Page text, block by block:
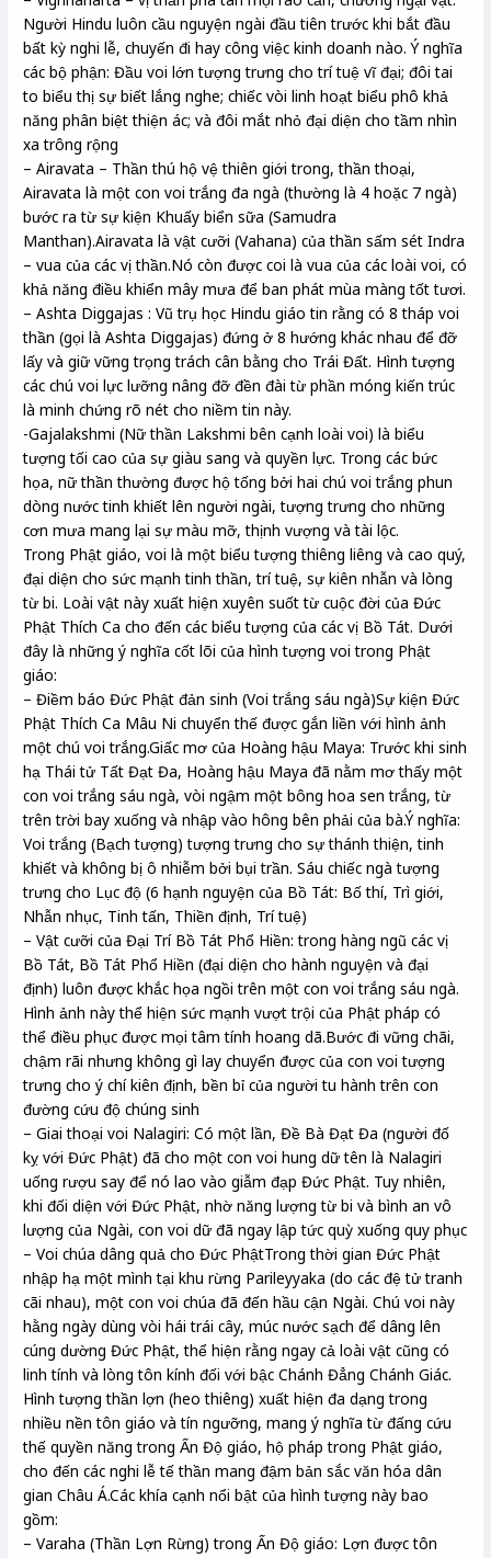
Người Hindu luôn cầu nguyện ngài đầu tiên trước khi bắt đầu
bất kỳ nghi lễ, chuyến đi hay công việc kinh doanh nào. Ý nghĩa
các bộ phận: Đầu voi lớn tượng trưng cho trí tuệ vĩ đại; đôi tai
to biểu thị sự biết lắng nghe; chiếc vòi linh hoạt biểu phô khả
năng phân biệt thiện ác; và đôi mắt nhỏ đại diện cho tầm nhìn
xa trông rộng
– Airavata – Thần thú hộ vệ thiên giới trong, thần thoại,
Airavata là một con voi trắng đa ngà (thường là 4 hoặc 7 ngà)
bước ra từ sự kiện Khuấy biển sữa (Samudra
Manthan).Airavata là vật cưỡi (Vahana) của thần sấm sét Indra
– vua của các vị thần.Nó còn được coi là vua của các loài voi, có
khả năng điều khiển mây mưa để ban phát mùa màng tốt tươi.
– Ashta Diggajas : Vũ trụ học Hindu giáo tin rằng có 8 tháp voi
thần (gọi là Ashta Diggajas) đứng ở 8 hướng khác nhau để đỡ
lấy và giữ vững trọng trách cân bằng cho Trái Đất. Hình tượng
các chú voi lực lưỡng nâng đỡ đền đài từ phần móng kiến trúc
là minh chứng rõ nét cho niềm tin này.
-Gajalakshmi (Nữ thần Lakshmi bên cạnh loài voi) là biểu
tượng tối cao của sự giàu sang và quyền lực. Trong các bức
họa, nữ thần thường được hộ tống bởi hai chú voi trắng phun
dòng nước tinh khiết lên người ngài, tượng trưng cho những
cơn mưa mang lại sự màu mỡ, thịnh vượng và tài lộc.
Trong Phật giáo, voi là một biểu tượng thiêng liêng và cao quý,
đại diện cho sức mạnh tinh thần, trí tuệ, sự kiên nhẫn và lòng
từ bi. Loài vật này xuất hiện xuyên suốt từ cuộc đời của Đức
Phật Thích Ca cho đến các biểu tượng của các vị Bồ Tát. Dưới
đây là những ý nghĩa cốt lõi của hình tượng voi trong Phật
giáo:
– Điềm báo Đức Phật đản sinh (Voi trắng sáu ngà)Sự kiện Đức
Phật Thích Ca Mâu Ni chuyển thế được gắn liền với hình ảnh
một chú voi trắng.Giấc mơ của Hoàng hậu Maya: Trước khi sinh
hạ Thái tử Tất Đạt Đa, Hoàng hậu Maya đã nằm mơ thấy một
con voi trắng sáu ngà, vòi ngậm một bông hoa sen trắng, từ
trên trời bay xuống và nhập vào hông bên phải của bà.Ý nghĩa:
Voi trắng (Bạch tượng) tượng trưng cho sự thánh thiện, tinh
khiết và không bị ô nhiễm bởi bụi trần. Sáu chiếc ngà tượng
trưng cho Lục độ (6 hạnh nguyện của Bồ Tát: Bố thí, Trì giới,
Nhẫn nhục, Tinh tấn, Thiền định, Trí tuệ)
– Vật cưỡi của Đại Trí Bồ Tát Phổ Hiền: trong hàng ngũ các vị
Bồ Tát, Bồ Tát Phổ Hiền (đại diện cho hành nguyện và đại
định) luôn được khắc họa ngồi trên một con voi trắng sáu ngà.
Hình ảnh này thể hiện sức mạnh vượt trội của Phật pháp có
thể điều phục được mọi tâm tính hoang dã.Bước đi vững chãi,
chậm rãi nhưng không gì lay chuyển được của con voi tượng
trưng cho ý chí kiên định, bền bỉ của người tu hành trên con
đường cứu độ chúng sinh
– Giai thoại voi Nalagiri: Có một lần, Đề Bà Đạt Đa (người đố
kỵ với Đức Phật) đã cho một con voi hung dữ tên là Nalagiri
uống rượu say để nó lao vào giẫm đạp Đức Phật. Tuy nhiên,
khi đối diện với Đức Phật, nhờ năng lượng từ bi và bình an vô
lượng của Ngài, con voi dữ đã ngay lập tức quỳ xuống quy phục
– Voi chúa dâng quả cho Đức PhậtTrong thời gian Đức Phật
nhập hạ một mình tại khu rừng Parileyyaka (do các đệ tử tranh
cãi nhau), một con voi chúa đã đến hầu cận Ngài. Chú voi này
hằng ngày dùng vòi hái trái cây, múc nước sạch để dâng lên
cúng dường Đức Phật, thể hiện rằng ngay cả loài vật cũng có
linh tính và lòng tôn kính đối với bậc Chánh Đẳng Chánh Giác.
Hình tượng thần lợn (heo thiêng) xuất hiện đa dạng trong
nhiều nền tôn giáo và tín ngưỡng, mang ý nghĩa từ đấng cứu
thế quyền năng trong Ấn Độ giáo, hộ pháp trong Phật giáo,
cho đến các nghi lễ tế thần mang đậm bản sắc văn hóa dân
gian Châu Á.Các khía cạnh nổi bật của hình tượng này bao
gồm:
– Varaha (Thần Lợn Rừng) trong Ấn Độ giáo: Lợn được tôn